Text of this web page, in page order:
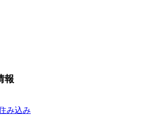
報
み込み